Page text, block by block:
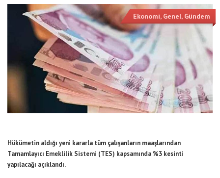
Ekonomi, Genel, Gündem
Hükümetin aldığı yeni kararla tüm çalışanların maaşlarından
Tamamlayıcı Emeklilik Sistemi (TES) kapsamında %3 kesinti
yapılacağı açıklandı.